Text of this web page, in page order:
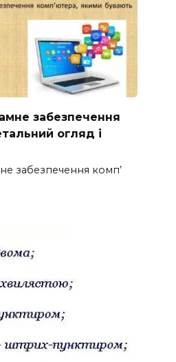
забезпечення
огляд і
забезпечення комп’